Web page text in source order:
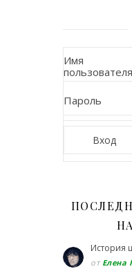
Имя
пользователя
Пароль
История
от Елена